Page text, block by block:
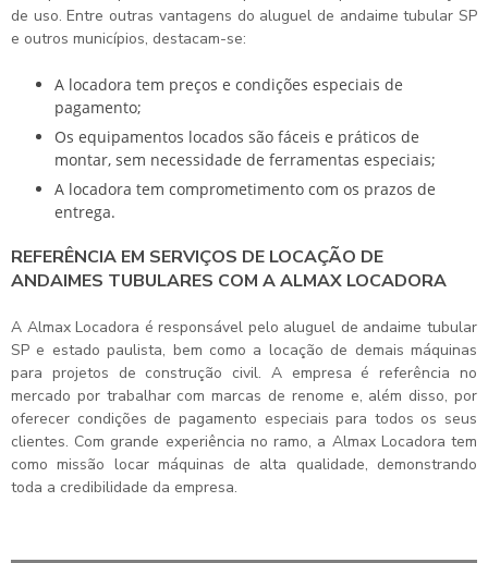
de uso. Entre outras vantagens do aluguel de andaime tubular SP
e outros municípios, destacam-se:
A locadora tem preços e condições especiais de
pagamento;
Os equipamentos locados são fáceis e práticos de
montar, sem necessidade de ferramentas especiais;
A locadora tem comprometimento com os prazos de
entrega.
REFERÊNCIA EM SERVIÇOS DE LOCAÇÃO DE
ANDAIMES TUBULARES COM A ALMAX LOCADORA
A Almax Locadora é responsável pelo aluguel de andaime tubular
SP e estado paulista, bem como a locação de demais máquinas
para projetos de construção civil. A empresa é referência no
mercado por trabalhar com marcas de renome e, além disso, por
oferecer condições de pagamento especiais para todos os seus
clientes. Com grande experiência no ramo, a Almax Locadora tem
como missão locar máquinas de alta qualidade, demonstrando
toda a credibilidade da empresa.